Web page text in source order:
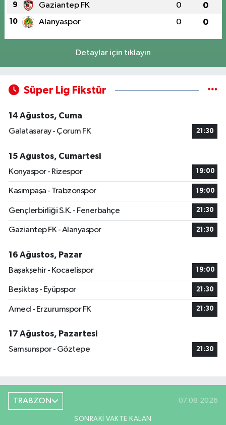
9 Gaziantep FK 0 0
10 Alanyaspor 0 0
Detaylar için tıklayın
Süper Lig Fikstür
14 Ağustos, Cuma
Galatasaray - Çorum FK
21:30
15 Ağustos, Cumartesi
Konyaspor - Rizespor
19:00
Kasımpaşa - Trabzonspor 19:00
Gençlerbirliği S.K. - Fenerbahçe 21:30
Gaziantep FK - Alanyaspor 21:30
16 Ağustos, Pazar
Başakşehir - Kocaelispor
19:00
Beşiktaş - Eyüpspor 21:30
Amed - Erzurumspor FK 21:30
17 Ağustos, Pazartesi
Samsunspor - Göztepe
21:30
TRABZON 07.08.2026
SONRAKI VAKTE KALAN